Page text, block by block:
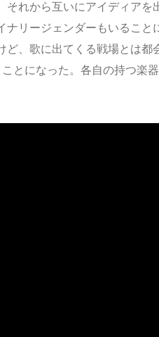
れから互いにアイディアを
リージェンダーもいること
、歌に出てくる戦場とは都
とになった。各自の持つ楽